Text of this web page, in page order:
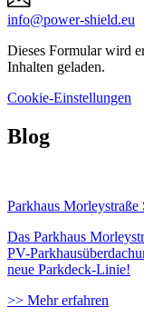
info@power-shield.eu
Dieses Formular wird
Inhalten geladen.
Cookie-Einstellungen
Blog
Parkhaus Morleystraße
Das Parkhaus
PV-
neue Parkdeck-Linie!
>> Mehr erfahren